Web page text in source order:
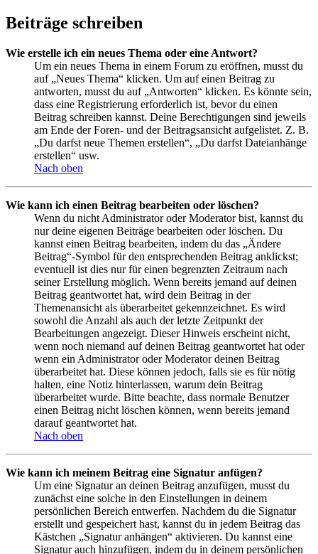
Beiträge schreiben
Wie erstelle ich ein neues Thema oder eine Antwort?
Um ein neues Thema in einem Forum zu eröffnen, musst du
auf „Neues Thema“ klicken. Um auf einen Beitrag zu
antworten, musst du auf „Antworten“ klicken. Es könnte sein,
dass eine Registrierung erforderlich ist, bevor du einen
Beitrag schreiben kannst. Deine Berechtigungen sind jeweils
am Ende der Foren- und der Beitragsansicht aufgelistet. Z. B.
„Du darfst neue Themen erstellen“, „Du darfst Dateianhänge
erstellen“ usw.
Nach oben
Wie kann ich einen Beitrag bearbeiten oder löschen?
Wenn du nicht Administrator oder Moderator bist, kannst du
nur deine eigenen Beiträge bearbeiten oder löschen. Du
kannst einen Beitrag bearbeiten, indem du das „Ändere
Beitrag“-Symbol für den entsprechenden Beitrag anklickst;
eventuell ist dies nur für einen begrenzten Zeitraum nach
seiner Erstellung möglich. Wenn bereits jemand auf deinen
Beitrag geantwortet hat, wird dein Beitrag in der
Themenansicht als überarbeitet gekennzeichnet. Es wird
sowohl die Anzahl als auch der letzte Zeitpunkt der
Bearbeitungen angezeigt. Dieser Hinweis erscheint nicht,
wenn noch niemand auf deinen Beitrag geantwortet hat oder
wenn ein Administrator oder Moderator deinen Beitrag
überarbeitet hat. Diese können jedoch, falls sie es für nötig
halten, eine Notiz hinterlassen, warum dein Beitrag
überarbeitet wurde. Bitte beachte, dass normale Benutzer
einen Beitrag nicht löschen können, wenn bereits jemand
darauf geantwortet hat.
Nach oben
Wie kann ich meinem Beitrag eine Signatur anfügen?
Um eine Signatur an deinen Beitrag anzufügen, musst du
zunächst eine solche in den Einstellungen in deinem
persönlichen Bereich entwerfen. Nachdem du die Signatur
erstellt und gespeichert hast, kannst du in jedem Beitrag das
Kästchen „Signatur anhängen“ aktivieren. Du kannst eine
Signatur auch hinzufügen, indem du in deinem persönlichen